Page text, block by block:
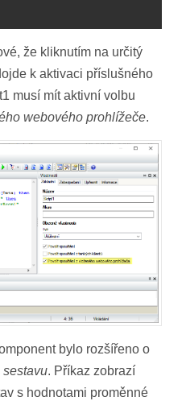
že kliknutím na určitý
k aktivaci příslušného
musí mít aktivní volbu
webového prohlížeče.
bylo rozšířeno o
sestavu. Příkaz zobrazí
s hodnotami proměnné